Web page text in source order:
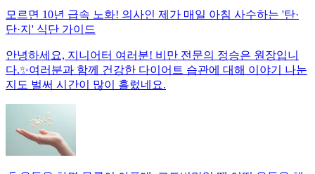
모르면 10년 급속 노화! 의사인 제가 매일 아침 사수하는 '탄·
단·지' 식단 가이드
안녕하세요, 지니어터 여러분! 비만 전문의 정승은 원장입니
다.✨여러분과 함께 건강한 다이어트 습관에 대해 이야기 나눈
지도 벌써 시간이 많이 흘렀네요.